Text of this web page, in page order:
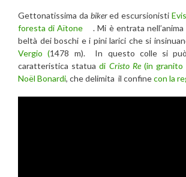
Gettonatissima da bikered escursionisti
foresta di Aïtone
. Mi è entrata
beltà dei boschi e i pini larici che si
Vergio (1478 m). In questo colle si
caratteristica statuadi Cristo Re(in granito
Noël Bonardi, che delimita il confinecon la